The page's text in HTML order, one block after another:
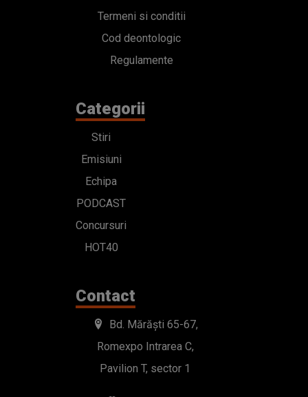
Termeni si conditii
Cod deontologic
Regulamente
Categorii
Stiri
Emisiuni
Echipa
PODCAST
Concursuri
HOT40
Contact
Bd. Mărăști 65-67,
Romexpo Intrarea C,
Pavilion T, sector 1